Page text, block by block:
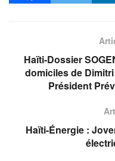
Haïti-Dossier
domiciles de Dimitri
Président
Haïti-Énergie :